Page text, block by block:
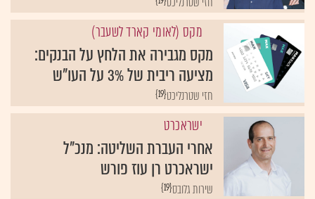
מקס (לאומי קארד לשעבר)
מקס מגבירה את הלחץ על הבנקים:
מציעה ריבית של 3% על העו"ש
{19}חזי שטרנליכט
ישראכרט
אחרי העברת השליטה: מנכ"ל
ישראכרט רן עוז פורש
{19}שירות גלובס